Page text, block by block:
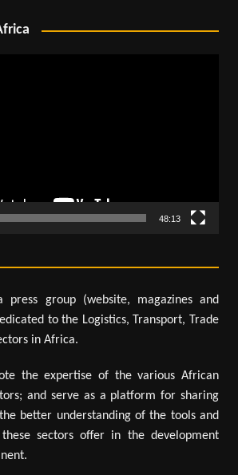
48:13
press group (website, magazines and
to the Logistics, Transport, Trade
in Africa.
the expertise of the various African
and serve as a platform for sharing
better understanding of the tools and
sectors offer in the development